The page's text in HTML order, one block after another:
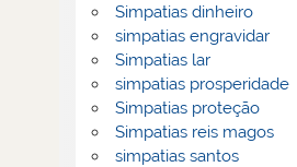
Simpatias dinheiro
simpatias engravidar
Simpatias lar
simpatias prosperidade
Simpatias proteção
Simpatias reis magos
simpatias santos